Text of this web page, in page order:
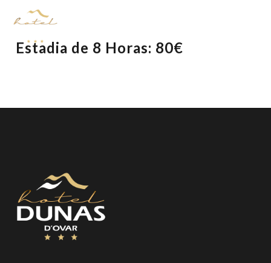
Estadia de 8 Horas: 80€